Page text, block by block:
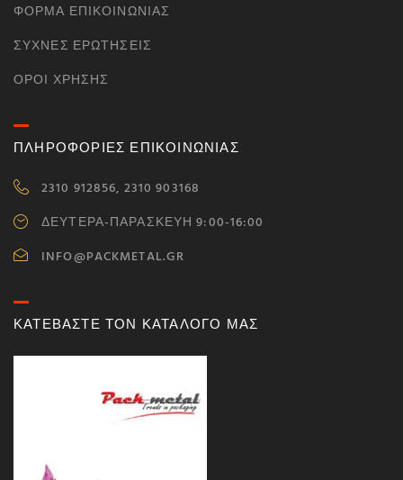
ΦΌΡΜΑ ΕΠΙΚΟΙΝΩΝΊΑΣ
ΣΥΧΝΈΣ ΕΡΩΤΉΣΕΙΣ
ΌΡΟΙ ΧΡΉΣΗΣ
ΠΛΗΡΟΦΟΡΙΕΣ ΕΠΙΚΟΙΝΩΝΙΑΣ
2310 912856, 2310 903168
ΔΕΥΤΕΡΑ-ΠΑΡΑΣΚΕΥΗ 9:00-16:00
INFO@PACKMETAL.GR
ΚΑΤΕΒΑΣΤΕ ΤΟΝ ΚΑΤΑΛΟΓΟ ΜΑΣ